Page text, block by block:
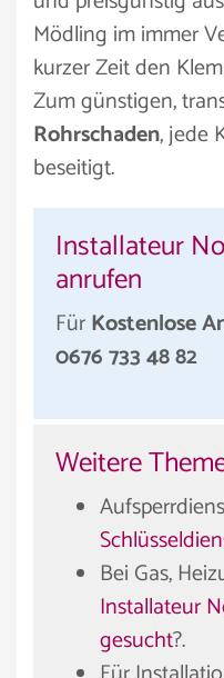
Mödling im immer
kurzer Zeit den
Zum günstigen,
Rohrschaden, jede
beseitigt.
Installateur
anrufen
FürKostenlose
0676 733 48 82
Weitere
Bei Gas,
Installateur
gesucht?.